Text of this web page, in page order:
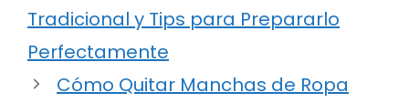
Tradicional y Tips para Prepararlo
Perfectamente
Cómo Quitar Manchas de Ropa